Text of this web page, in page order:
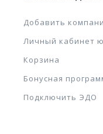
Добавить
Личный кабинет
Корзина
Бонусная
Подключить ЭДО